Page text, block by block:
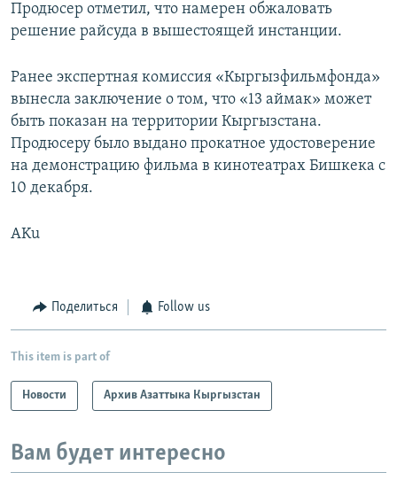
Продюсер отметил, что намерен обжаловать
решение райсуда в вышестоящей инстанции.
Ранее экспертная комиссия «Кыргызфильмфонда»
вынесла заключение о том, что «13 аймак» может
быть показан на территории Кыргызстана.
Продюсеру было выдано прокатное удостоверение
на демонстрацию фильма в кинотеатрах Бишкека с
10 декабря.
AKu
Поделиться Follow us
This item is part of
Новости Архив Азаттыка Кыргызстан
Вам будет интересно